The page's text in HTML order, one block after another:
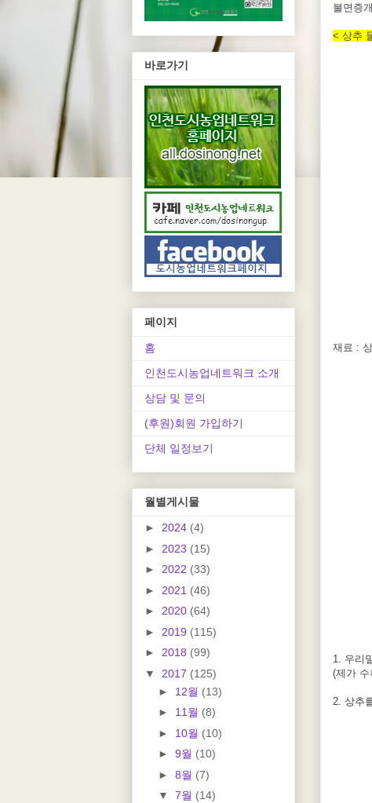
불면증
< 상추
재료 :
1. 우리
(제가
2. 상추
바로가기
페이지
홈
인천도시농업네트워크 소개
상담 및 문의
(후원)회원 가입하기
단체 일정보기
월별게시물
► 2024 (4)
► 2023 (15)
► 2022 (33)
► 2021 (46)
► 2020 (64)
► 2019 (115)
► 2018 (99)
▼ 2017 (125)
► 12월 (13)
► 11월 (8)
► 10월 (10)
► 9월 (10)
► 8월 (7)
▼ 7월 (14)